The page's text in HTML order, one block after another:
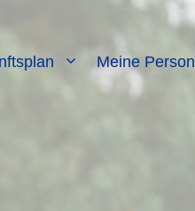
Meine Person